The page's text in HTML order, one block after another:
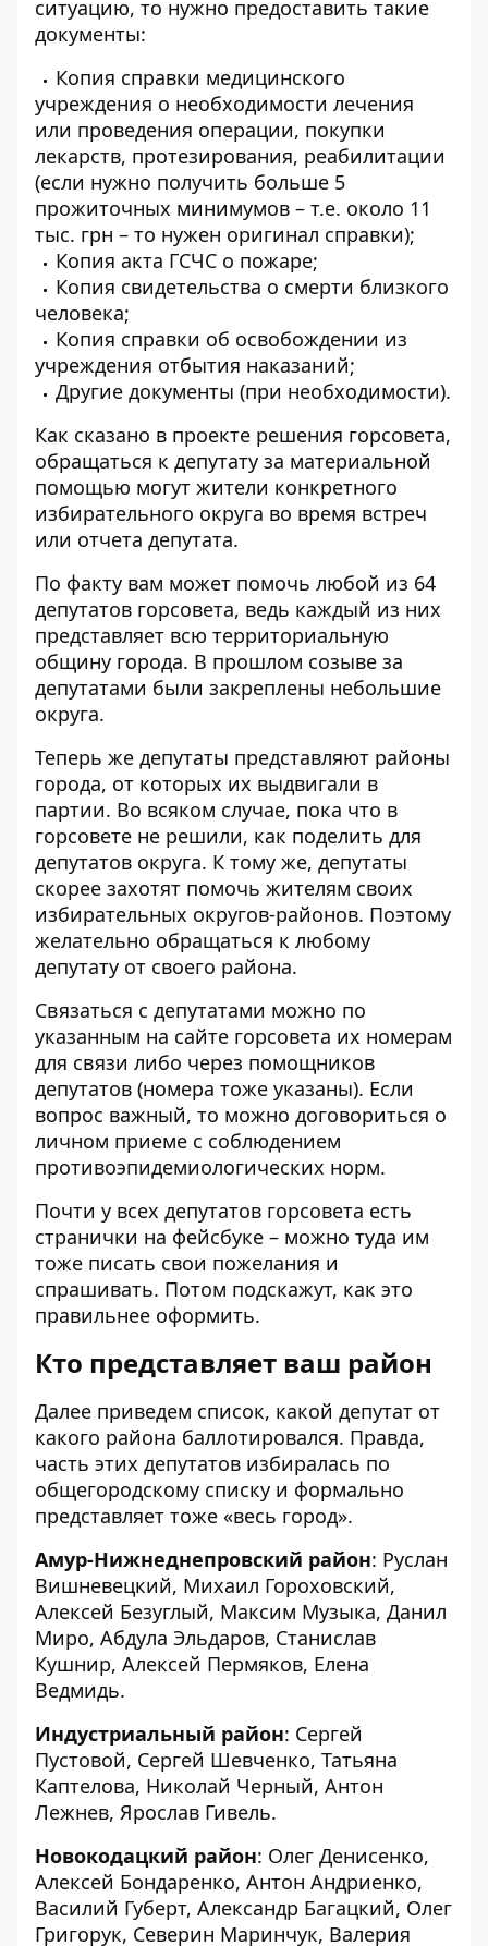
ситуацию, то нужно предоставить такие
документы:
Копия справки медицинского
учреждения о необходимости лечения
или проведения операции, покупки
лекарств, протезирования, реабилитации
(если нужно получить больше 5
прожиточных минимумов – т.е. около 11
тыс. грн – то нужен оригинал справки);
Копия акта ГСЧС о пожаре;
Копия свидетельства о смерти близкого
человека;
Копия справки об освобождении из
учреждения отбытия наказаний;
Другие документы (при необходимости).
Как сказано в проекте решения горсовета,
обращаться к депутату за материальной
помощью могут жители конкретного
избирательного округа во время встреч
или отчета депутата.
По факту вам может помочь любой из 64
депутатов горсовета, ведь каждый из них
представляет всю территориальную
общину города. В прошлом созыве за
депутатами были закреплены небольшие
округа.
Теперь же депутаты представляют районы
города, от которых их выдвигали в
партии. Во всяком случае, пока что в
горсовете не решили, как поделить для
депутатов округа. К тому же, депутаты
скорее захотят помочь жителям своих
избирательных округов-районов. Поэтому
желательно обращаться к любому
депутату от своего района.
Связаться с депутатами можно по
указанным на сайте горсовета их номерам
для связи либо через помощников
депутатов (номера тоже указаны). Если
вопрос важный, то можно договориться о
личном приеме с соблюдением
противоэпидемиологических норм.
Почти у всех депутатов горсовета есть
странички на фейсбуке – можно туда им
тоже писать свои пожелания и
спрашивать. Потом подскажут, как это
правильнее оформить.
Кто представляет ваш район
Далее приведем список, какой депутат от
какого района баллотировался. Правда,
часть этих депутатов избиралась по
общегородскому списку и формально
представляет тоже «весь город».
Амур-Нижнеднепровский район: Руслан
Вишневецкий, Михаил Гороховский,
Алексей Безуглый, Максим Музыка, Данил
Миро, Абдула Эльдаров, Станислав
Кушнир, Алексей Пермяков, Елена
Ведмидь.
Индустриальный район: Сергей
Пустовой, Сергей Шевченко, Татьяна
Каптелова, Николай Черный, Антон
Лежнев, Ярослав Гивель.
Новокодацкий район: Олег Денисенко,
Алексей Бондаренко, Антон Андриенко,
Василий Губерт, Александр Багацкий, Олег
Григорук, Северин Маринчук, Валерия